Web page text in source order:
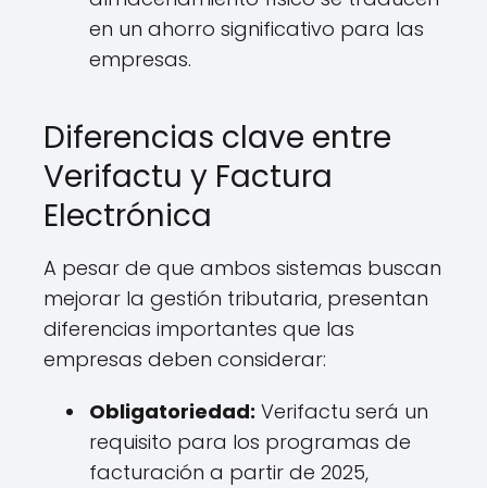
en un ahorro significativo para las
empresas.
Diferencias clave entre
Verifactu y Factura
Electrónica
A pesar de que ambos sistemas buscan
mejorar la gestión tributaria, presentan
diferencias importantes que las
empresas deben considerar:
Obligatoriedad: Verifactu será un
requisito para los programas de
facturación a partir de 2025,